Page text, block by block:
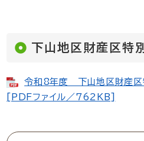
下山地区財産区特
令和8年度 下山地区財産区
[PDFファイル／762KB]